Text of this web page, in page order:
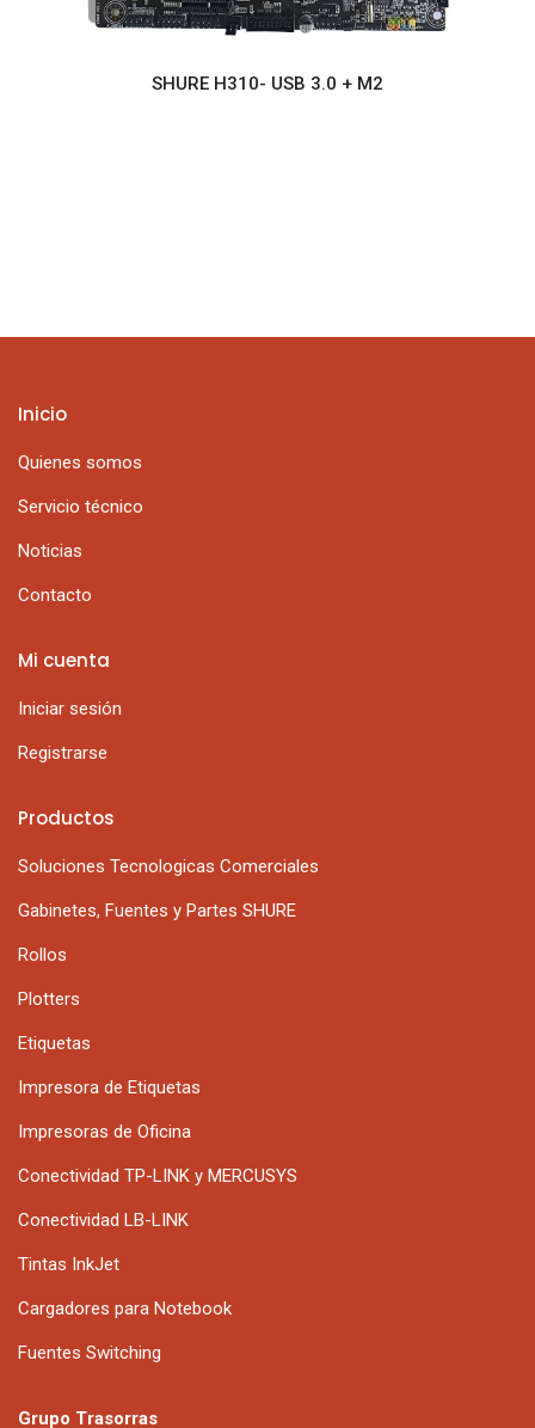
SHURE H310- USB 3.0 + M2
Grupo Trasorras
Inicio
Quienes somos
Servicio técnico
Noticias
Contacto
Productos
Soluciones Tecnologicas Comerciales
Gabinetes, Fuentes y Partes SHURE
Rollos
Plotters
Etiquetas
Impresora de Etiquetas
Impresoras de Oficina
Conectividad TP-LINK y MERCUSYS
Conectividad LB-LINK
Tintas InkJet
Cargadores para Notebook
Fuentes Switching
Mi cuenta
Iniciar sesión
Registrarse